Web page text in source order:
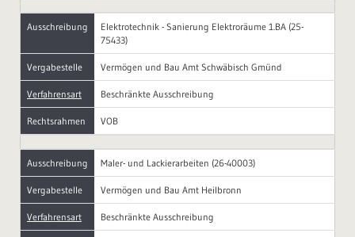
Ausschreibung
Elektrotechnik - Sanierung Elektroräume 1.BA (25-
75433)
Vergabestelle Vermögen und Bau Amt Schwäbisch Gmünd
Verfahrensart Beschränkte Ausschreibung
Rechtsrahmen VOB
Ausschreibung Maler- und Lackierarbeiten (26-40003)
Vergabestelle Vermögen und Bau Amt Heilbronn
Verfahrensart Beschränkte Ausschreibung